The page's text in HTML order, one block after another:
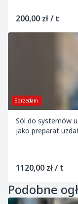
200,00 zł / t
Sprzedam
Sól do systemów
jako preparat
1120,00 zł / t
Podobne